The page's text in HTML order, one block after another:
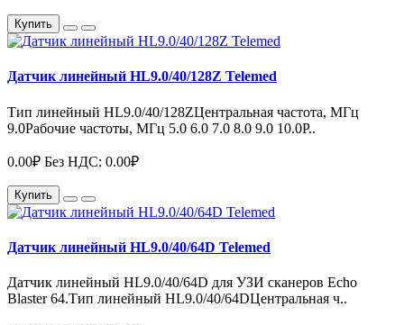
Купить
Датчик линейный HL9.0/40/128Z Telemed
Тип линейный HL9.0/40/128ZЦентральная частота, МГц
9.0Рабочие частоты, МГц 5.0 6.0 7.0 8.0 9.0 10.0Р..
0.00₽ Без НДС: 0.00₽
Купить
Датчик линейный HL9.0/40/64D Telemed
Датчик линейный HL9.0/40/64D для УЗИ сканеров Echo
Blaster 64.Тип линейный HL9.0/40/64DЦентральная ч..